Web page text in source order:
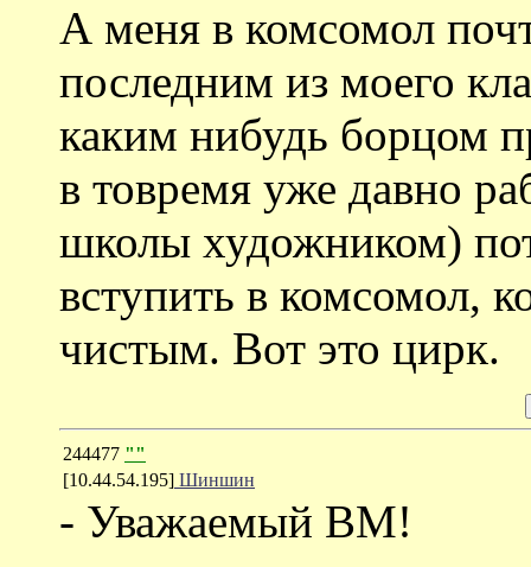
А меня в комсомол
последним из моего
каким нибудь борцом
в товремя уже давно
школы художником)
вступить в комсомол,
чистым. Вот это цирк.
244477 ""
[10.44.54.195] Шиншин
- Уважаемый ВМ!